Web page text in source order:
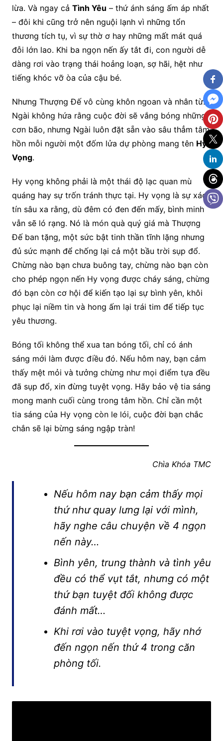
lừa. Và ngay cả Tình Yêu – thứ ánh sáng ấm áp nhất
– đôi khi cũng trở nên nguội lạnh vì những tổn
thương tích tụ, vì sự thờ ơ hay những mất mát quá
đỗi lớn lao. Khi ba ngọn nến ấy tắt đi, con người dễ
dàng rơi vào trạng thái hoảng loạn, sợ hãi, hệt như
tiếng khóc vỡ òa của cậu bé.
Nhưng Thượng Đế vô cùng khôn ngoan và nhân từ.
Ngài không hứa rằng cuộc đời sẽ vắng bóng những
cơn bão, nhưng Ngài luôn đặt sẵn vào sâu thẳm tâm
hồn mỗi người một đốm lửa dự phòng mang tên Hy
Vọng.
Hy vọng không phải là một thái độ lạc quan mù
quáng hay sự trốn tránh thực tại. Hy vọng là sự xác
tín sâu xa rằng, dù đêm có đen đến mấy, bình minh
vẫn sẽ ló rạng. Nó là món quà quý giá mà Thượng
Đế ban tặng, một sức bật tinh thần tĩnh lặng nhưng
đủ sức mạnh để chống lại cả một bầu trời sụp đổ.
Chừng nào bạn chưa buông tay, chừng nào bạn còn
cho phép ngọn nến Hy vọng được cháy sáng, chừng
đó bạn còn cơ hội để kiến tạo lại sự bình yên, khôi
phục lại niềm tin và hong ấm lại trái tim để tiếp tục
yêu thương.
Bóng tối không thể xua tan bóng tối, chỉ có ánh
sáng mới làm được điều đó. Nếu hôm nay, bạn cảm
thấy mệt mỏi và tưởng chừng như mọi điểm tựa đều
đã sụp đổ, xin đừng tuyệt vọng. Hãy bảo vệ tia sáng
mong manh cuối cùng trong tâm hồn. Chỉ cần một
tia sáng của Hy vọng còn le lói, cuộc đời bạn chắc
chắn sẽ lại bừng sáng ngập tràn!
Chìa Khóa TMC
Nếu hôm nay bạn cảm thấy mọi
thứ như quay lưng lại với mình,
hãy nghe câu chuyện về 4 ngọn
nến này…
Bình yên, trung thành và tình yêu
đều có thể vụt tắt, nhưng có một
thứ bạn tuyệt đối không được
đánh mất…
Khi rơi vào tuyệt vọng, hãy nhớ
đến ngọn nến thứ 4 trong căn
phòng tối.